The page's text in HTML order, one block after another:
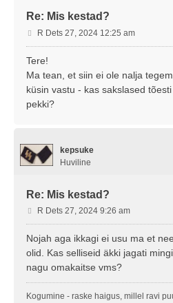
Re: Mis kestad?
P
o
i
t
u
R Dets 27, 2024 12:25 am
Tere!
Ma tean, et siin ei ole nalja
küsin vastu - kas sakslased
pekki?
kepsuke
Huviline
Re: Mis kestad?
P
o
s
t
t
u
s
R Dets 27, 2024 9:26 am
Nojah aga ikkagi ei usu ma et
olid. Kas selliseid äkki jagati
nagu omakaitse vms?
Kogumine - raske haigus, millel ravi